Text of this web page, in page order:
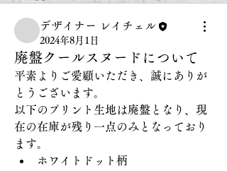
デザイナー レイチェル
2024年8月1日
廃盤クールスヌードについて
平素よりご愛顧いただき、誠にありが
とうございます。
以下のプリント生地は廃盤となり、現
在の在庫が残り一点のみとなっており
ます。
ホワイトドット柄